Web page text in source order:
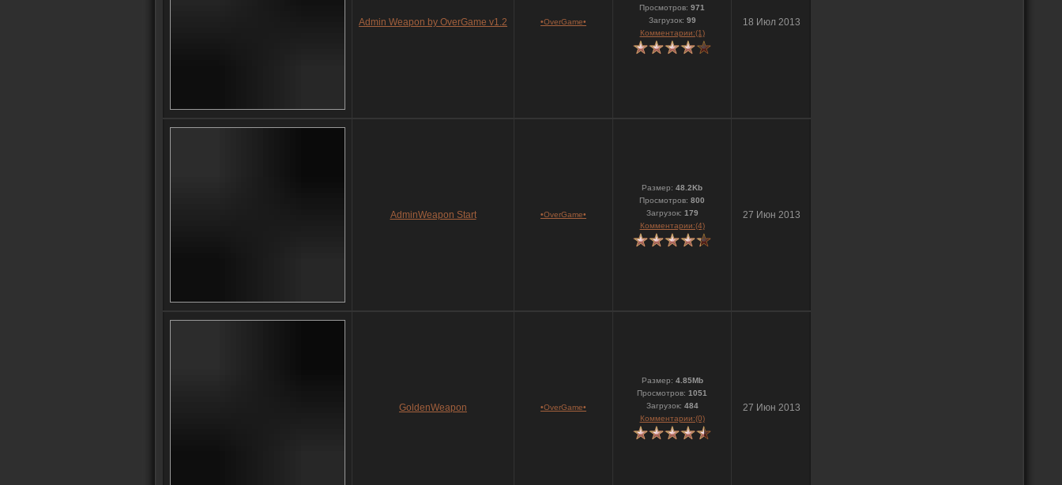
Admin Weapon by OverGame v1.2 •OverGame•
Просмотров: 971
Загрузок: 99
Комментарии:(1)
18 Июл 2013
AdminWeapon Start •OverGame•
Размер: 48.2Kb
Просмотров: 800
Загрузок: 179
Комментарии:(4)
27 Июн 2013
GoldenWeapon •OverGame•
Размер: 4.85Mb
Просмотров: 1051
Загрузок: 484
Комментарии:(0)
27 Июн 2013